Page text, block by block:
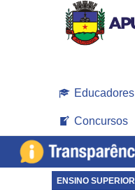
Educadores
Concursos
ENSINO SUPERIOR